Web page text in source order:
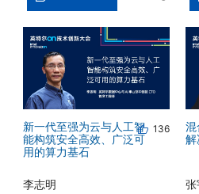
136
新一代至强为云与人工智
能构筑安全高效、广泛可
用的算力基石
李志明
混
解
张